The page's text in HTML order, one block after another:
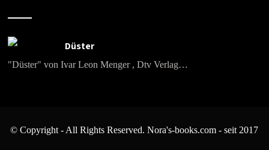
Düster
"Düster" von Ivar Leon Menger , Dtv Verlag…
© Copyright - All Rights Reserved. Nora's-books.com - seit 2017